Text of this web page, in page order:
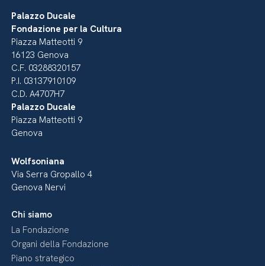
Palazzo Ducale
Fondazione per la Cultura
Piazza Matteotti 9
16123 Genova
C.F. 03288320157
P.I. 03137910109
C.D. A4707H7
Palazzo Ducale
Piazza Matteotti 9
Genova
Wolfsoniana
Via Serra Gropallo 4
Genova Nervi
Chi siamo
La Fondazione
Organi della Fondazione
Piano strategico